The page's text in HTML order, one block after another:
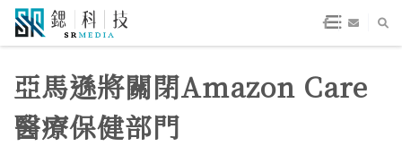
亞馬遜將關閉Amazon Care
醫療保健部門